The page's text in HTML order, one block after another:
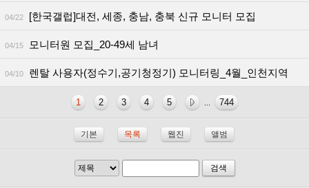
04/22 [한국갤럽]대전, 세종, 충남, 충북 신규 모니터 모집
04/15 모니터원 모집_20-49세 남녀
04/10 렌탈 사용자(정수기,공기청정기) 모니터링_4월_인천지역
1 2 3 4 5 744
기본 목록 웹진 앨범
검색